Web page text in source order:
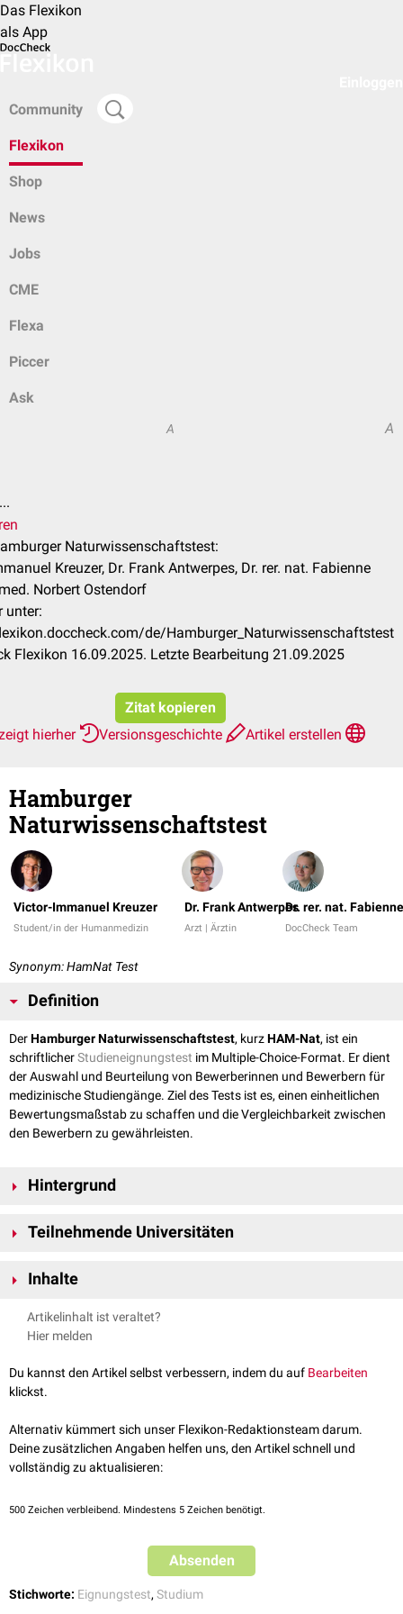
Das Flexikon
als App
Community
Flexikon
Shop
News
Jobs
CME
Flexa
Piccer
Ask
A A
Naturwissenschaftstest:
Kreuzer, Dr. Frank Antwerpes, Dr. rer. nat. Fabienne
Norbert Ostendorf
unter:
de/Hamburger_Naturwissenschaftstest
Flexikon 16.09.2025. Letzte Bearbeitung 21.09.2025
Zitat kopieren
hierher
Versionsgeschichte Artikel erstellen
Hamburger
Naturwissenschaftstest
Victor-Immanuel Kreuzer
Student/in der Humanmedizin
Dr. Frank Antwerpes
Arzt | Ärztin
Dr. rer. nat.
DocCheck Team
Synonym: HamNat Test
Definition
DerHamburger Naturwissenschaftstest, kurzHAM-Nat, ist ein
schriftlicherStudieneignungstest im Multiple-Choice-Format. Er dient
der Auswahl und Beurteilung von Bewerberinnen und Bewerbern für
medizinische Studiengänge. Ziel des Tests ist es, einen einheitlichen
Bewertungsmaßstab zu schaffen und die Vergleichbarkeit zwischen
den Bewerbern zu gewährleisten.
Hintergrund
UniversitätsklinikumHamburg-Eppendorf entwickelt, wovon sich sein
Teilnehmende Universitäten
Universität Hamburg –
Universität Magdeburg – Humanmedizin und Zahnmedizin
durchgeführt. Zusätzlich setzt die Universität Hamburg denSituational
Judgement Test
Inhalte
Der HAM-Nat prüft grundlegende Kenntnisse auf Schulniveau in den
Fächern Mathematik,
erfassen.
Artikelinhalt ist veraltet?
Hier melden
Du kannst den Artikel selbst verbessern, indem du auf Bearbeiten
klickst.
Alternativ kümmert sich unser Flexikon-Redaktionsteam darum.
Deine zusätzlichen Angaben helfen uns, den Artikel schnell und
vollständig zu aktualisieren:
500 Zeichen verbleibend. Mindestens 5 Zeichen benötigt.
Absenden
Stichworte: Eignungstest, Studium